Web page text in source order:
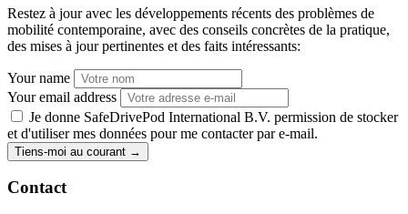
Restez à jour avec les développements récents des problèmes de
mobilité contemporaine, avec des conseils concrètes de la pratique,
des mises à jour pertinentes et des faits intéressants:
Your name
Your email address
Je donne SafeDrivePod International B.V. permission de stocker
et d'utiliser mes données pour me contacter par e-mail.
Tiens-moi au courant →
Contact